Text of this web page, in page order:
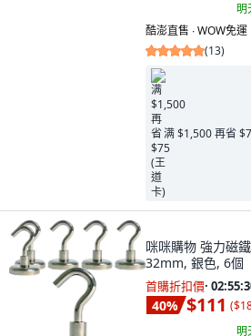
明
酷澎直售 ∙ WOW免運
(13)
满 $1,500 再省
咪咪購物 強力磁
32mm, 銀色, 6個
首購折扣價·
40% $111 (
明